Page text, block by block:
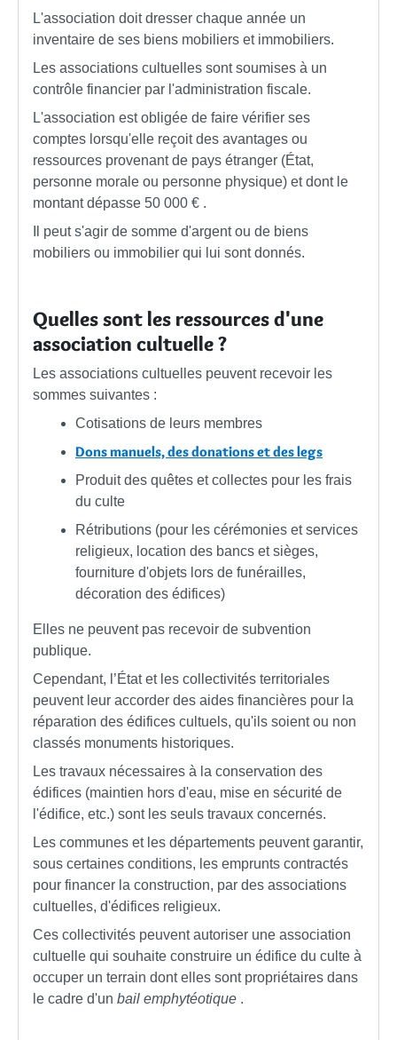
L'association doit dresser chaque année un
inventaire de ses biens mobiliers et immobiliers.
Les associations cultuelles sont soumises à un
contrôle financier par l'administration fiscale.
L'association est obligée de faire vérifier ses
comptes lorsqu'elle reçoit des avantages ou
ressources provenant de pays étranger (État,
personne morale ou personne physique) et dont le
montant dépasse 50 000 € .
Il peut s'agir de somme d'argent ou de biens
mobiliers ou immobilier qui lui sont donnés.
Quelles sont les ressources d'une
association cultuelle ?
Les associations cultuelles peuvent recevoir les
sommes suivantes :
Cotisations de leurs membres
Dons manuels, des donations et des legs
Produit des quêtes et collectes pour les frais
du culte
Rétributions (pour les cérémonies et services
religieux, location des bancs et sièges,
fourniture d'objets lors de funérailles,
décoration des édifices)
Elles ne peuvent pas recevoir de subvention
publique.
Cependant, l’État et les collectivités territoriales
peuvent leur accorder des aides financières pour la
réparation des édifices cultuels, qu'ils soient ou non
classés monuments historiques.
Les travaux nécessaires à la conservation des
édifices (maintien hors d'eau, mise en sécurité de
l'édifice, etc.) sont les seuls travaux concernés.
Les communes et les départements peuvent garantir,
sous certaines conditions, les emprunts contractés
pour financer la construction, par des associations
cultuelles, d'édifices religieux.
Ces collectivités peuvent autoriser une association
cultuelle qui souhaite construire un édifice du culte à
occuper un terrain dont elles sont propriétaires dans
le cadre d'un bail emphytéotique .